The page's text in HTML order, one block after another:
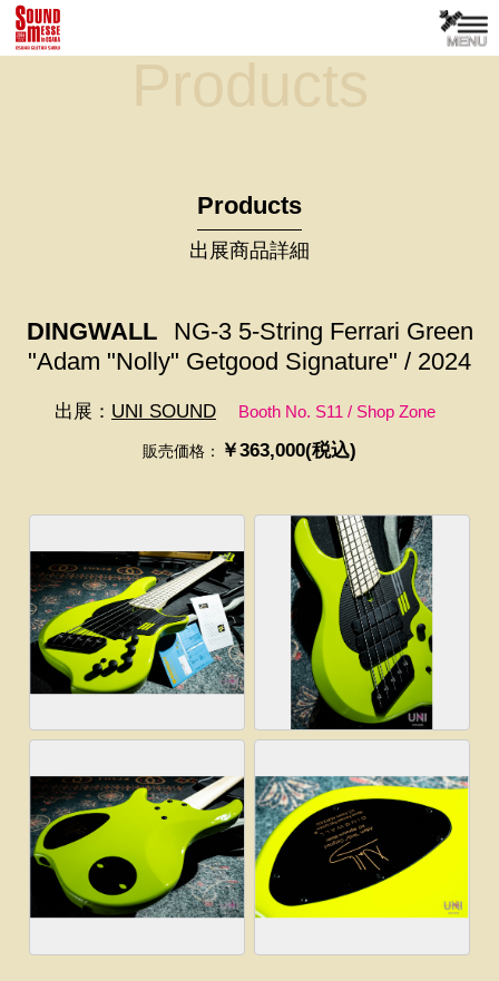
Products
Products
出展商品詳細
DINGWALL
NG-3 5-String Ferrari Green
"Adam "Nolly" Getgood Signature" / 2024
出展： UNI SOUND Booth No. S11 / Shop Zone
販売価格： ￥363,000(税込)